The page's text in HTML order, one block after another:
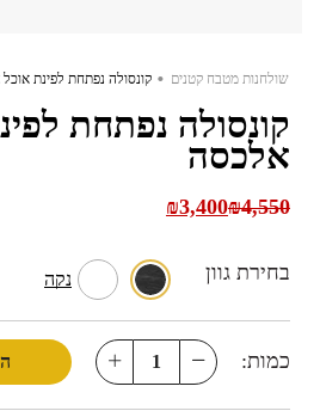
שולחנות מטבח קטנים . קונסולה נפתחת לפינת
קונסולה נפתחת
אלכסה
₪4,550
₪3,400
בחירת גוון נקה
כמות: